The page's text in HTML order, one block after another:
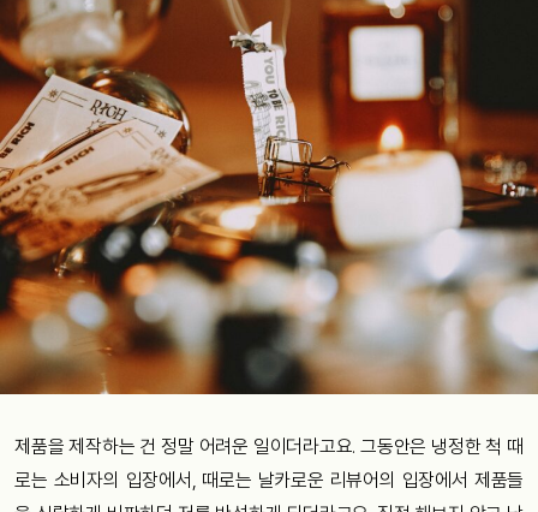
제품을 제작하는 건 정말 어려운 일이더라고요. 그동안은 냉정한 척 때
로는 소비자의 입장에서, 때로는 날카로운 리뷰어의 입장에서 제품들